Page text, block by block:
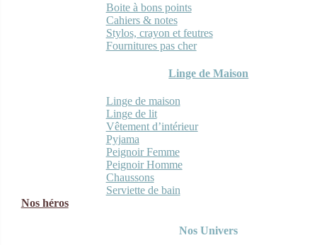
Boite à bons points
Cahiers & notes
Stylos, crayon et feutres
Fournitures pas cher
Linge de Maison
Linge de maison
Linge de lit
Vêtement d’intérieur
Pyjama
Peignoir Femme
Peignoir Homme
Chaussons
Serviette de bain
Nos héros
Nos Univers